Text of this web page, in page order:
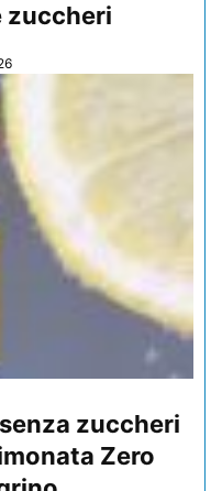
zuccheri
zuccheri
Zero